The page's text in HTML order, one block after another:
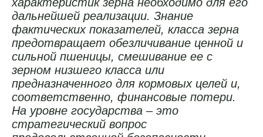
дальнейшей реализации. Знание
фактических показателей, класса зерна
предотвращает обезличивание ценной и
сильной пшеницы, смешивание ее с
зерном низшего класса или
предназначенного для кормовых целей и,
соответственно, финансовые потери.
На уровне государства – это
стратегический вопрос